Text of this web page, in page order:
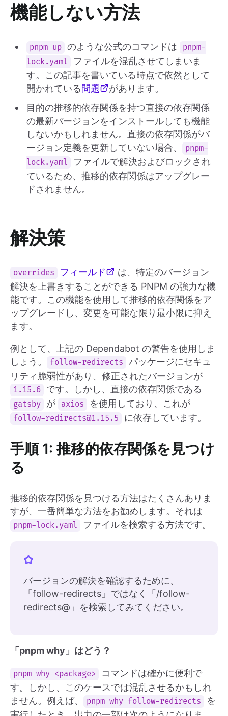
機能しない方法
pnpm up のような公式のコマンドは
pnpm-
lock.yaml
ファイルを混乱させてしまいま
す。この記事を書いている時点で依然として
開かれている問題
があります。
目的の推移的依存関係を持つ直接の依存関係
の最新バージョンをインストールしても機能
しないかもしれません。直接の依存関係がバ
ージョン定義を更新していない場合、
pnpm-
lock.yaml
ファイルで解決およびロックされ
ているため、推移的依存関係はアップグレー
ドされません。
解決策
overrides フィールド
は、特定のバージョン
解決を上書きすることができる PNPM の強力な機
能です。この機能を使用して推移的依存関係をア
ップグレードし、変更を可能な限り最小限に抑え
ます。
例として、上記の Dependabot の警告を使用しま
しょう。
follow-redirects
パッケージにセキュ
リティ脆弱性があり、修正されたバージョンが
1.15.6 です。しかし、直接の依存関係である
gatsby が axios を使用しており、これが
follow-redirects@1.15.5 に依存しています。
手順 1: 推移的依存関係を見つけ
る
推移的依存関係を見つける方法はたくさんありま
すが、一番簡単な方法をお勧めします。それは
pnpm-lock.yaml ファイルを検索する方法です。
バージョンの解決を確認するために、
「follow-redirects」ではなく「/follow-
redirects@」を検索してみてください。
「pnpm why」はどう？
pnpm why <package>
コマンドは確かに便利で
す。しかし、このケースでは混乱させるかもしれ
ません。例えば、
pnpm why follow-redirects
を